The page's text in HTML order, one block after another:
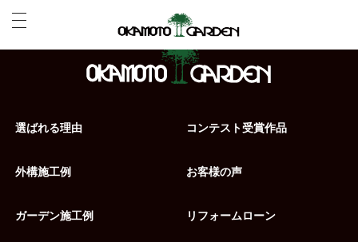
選ばれる理由
外構施工例
ガーデン施工例
コンテスト受賞作品
お客様の声
リフォームローン